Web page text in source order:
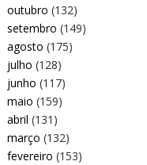
outubro (132)
setembro (149)
agosto (175)
julho (128)
junho (117)
maio (159)
abril (131)
março (132)
fevereiro (153)